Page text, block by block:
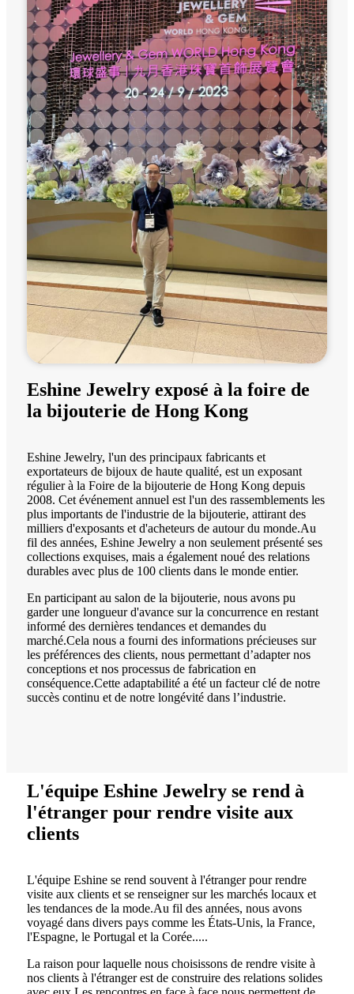
Eshine Jewelry exposé à la foire de
la bijouterie de Hong Kong
Eshine Jewelry, l'un des principaux fabricants et
exportateurs de bijoux de haute qualité, est un exposant
régulier à la Foire de la bijouterie de Hong Kong depuis
2008. Cet événement annuel est l'un des rassemblements les
plus importants de l'industrie de la bijouterie, attirant des
milliers d'exposants et d'acheteurs de autour du monde.Au
fil des années, Eshine Jewelry a non seulement présenté ses
collections exquises, mais a également noué des relations
durables avec plus de 100 clients dans le monde entier.
En participant au salon de la bijouterie, nous avons pu
garder une longueur d'avance sur la concurrence en restant
informé des dernières tendances et demandes du
marché.Cela nous a fourni des informations précieuses sur
les préférences des clients, nous permettant d’adapter nos
conceptions et nos processus de fabrication en
conséquence.Cette adaptabilité a été un facteur clé de notre
succès continu et de notre longévité dans l’industrie.
L'équipe Eshine Jewelry se rend à
l'étranger pour rendre visite aux
clients
L'équipe Eshine se rend souvent à l'étranger pour rendre
visite aux clients et se renseigner sur les marchés locaux et
les tendances de la mode.Au fil des années, nous avons
voyagé dans divers pays comme les États-Unis, la France,
l'Espagne, le Portugal et la Corée.....
La raison pour laquelle nous choisissons de rendre visite à
nos clients à l'étranger est de construire des relations solides